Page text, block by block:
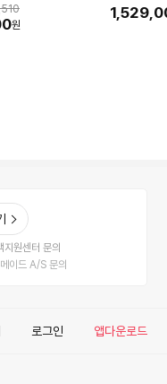
GOLD 풀
(블랙) 파워
원
울트라7
지원센터 문의
이드 A/S 문의
로그인 앱다운로드